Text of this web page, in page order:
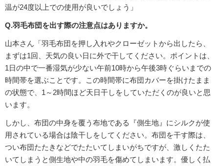
温が24度以上での使用が良いでしょう」
Q.羽毛布団を出す際の注意点はありますか。
山本さん「羽毛布団を押し入れやクローゼットから出したら、
まずは1回、天気の良い日に外で干してください。ポイントは、
1日の中で一番湿気が少ない午前10時から午後3時ぐらいまでの
時間帯を選ぶことです。この時間帯に布団カバーを掛けたまま
の状態で、1～2時間ほど天日干しをしていただくのが良いと思
います。
しかし、布団の中身を覆う布地である『側生地』にシルクが使
用されている場合は陰干しをしてください。布団を干す際は、
つい布団たたきなどでたたいてしまいがちですが、激しくたた
いてしまうと側生地や中の羽毛を傷めてしまいます。優しく払